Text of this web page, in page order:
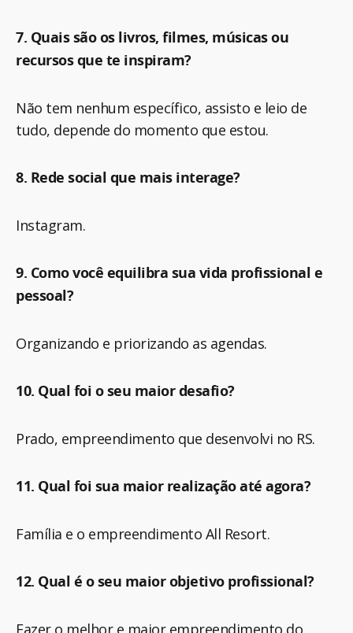
7. Quais são os livros, filmes, músicas ou
recursos que te inspiram?
Não tem nenhum específico, assisto e leio de
tudo, depende do momento que estou.
8. Rede social que mais interage?
Instagram.
9. Como você equilibra sua vida profissional e
pessoal?
Organizando e priorizando as agendas.
10. Qual foi o seu maior desafio?
Prado, empreendimento que desenvolvi no RS.
11. Qual foi sua maior realização até agora?
Família e o empreendimento All Resort.
12. Qual é o seu maior objetivo profissional?
Fazer o melhor e maior empreendimento do